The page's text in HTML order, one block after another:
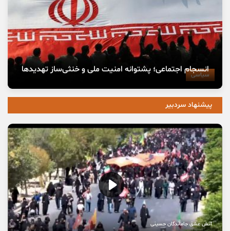
سیاسی
انسجام اجتماعی؛ پشتوانه امنیت ملی و خنثی‌ساز تهدیدها
پیشنهاد سردبیر
آتش عشق جاماندگان حسینی